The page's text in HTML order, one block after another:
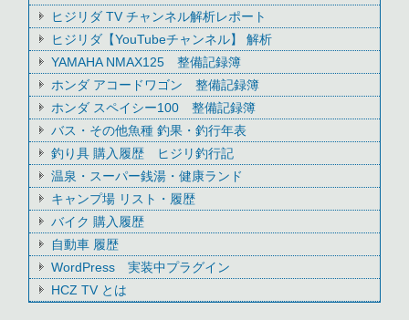
ヒジリダ TV チャンネル解析レポート
ヒジリダ【YouTubeチャンネル】 解析
YAMAHA NMAX125 整備記録簿
ホンダ アコードワゴン 整備記録簿
ホンダ スペイシー100 整備記録簿
バス・その他魚種 釣果・釣行年表
釣り具 購入履歴 ヒジリ釣行記
温泉・スーパー銭湯・健康ランド
キャンプ場 リスト・履歴
バイク 購入履歴
自動車 履歴
WordPress 実装中プラグイン
HCZ TV とは